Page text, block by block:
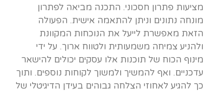
מציעות פתרון חסכוני. התכנה מביאה לפתרון
מונחה נתונים וניתן להתאמה אישית. הפעולה
הזאת מאפשרת לייעל את הנוכחות המקוונת
ולהניע צמיחה משמעותית ולטווח ארוך. על ידי
מינוף הכוח של תוכנות אלו עסקים יכולים להישאר
עדכניים. ואף להמשיך ולמשוך לקוחות נוספים. ותוך
כך להגיע לאחוזי הצלחה גבוהים בעידן הדיגיטלי של